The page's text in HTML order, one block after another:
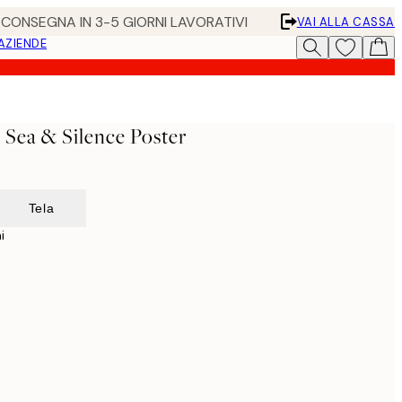
IN 3-5 GIORNI LAVORATIVI
VAI ALLA CASSA
& Silence Poster
Tela